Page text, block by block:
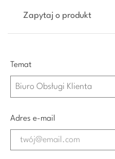
Zapytaj o produkt
Temat
Adres e-mail